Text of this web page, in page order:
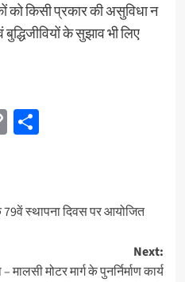
किसी प्रकार की असुविधा न
के सुझाव भी लिए
CopyShare
79वें स्थापना दिवस पर आयोजित
Next:
मोटर मार्ग के पुनर्निर्माण कार्य